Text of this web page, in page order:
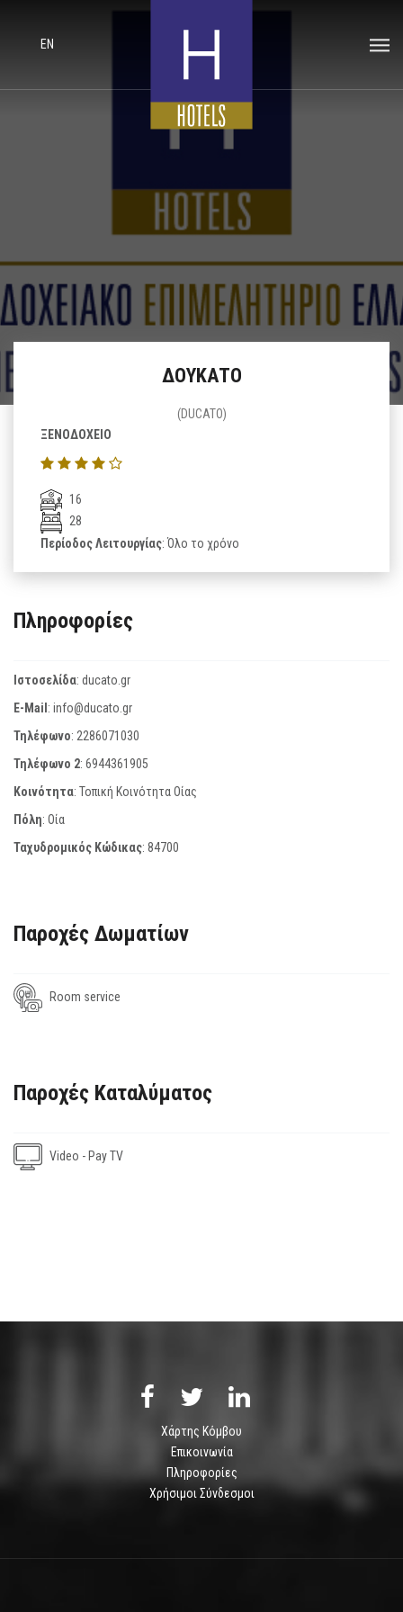
EN
ΔΟΥΚΑΤΟ
(DUCATO)
ΞΕΝΟΔΟΧΕΙΟ
16
28
Περίοδος Λειτουργίας: Όλο το χρόνο
Πληροφορίες
Ιστοσελίδα: ducato.gr
E-Mail: info@ducato.gr
Τηλέφωνο: 2286071030
Τηλέφωνο 2: 6944361905
Κοινότητα: Τοπική Κοινότητα Οίας
Πόλη: Οία
Ταχυδρομικός Κώδικας: 84700
Παροχές Δωματίων
Room service
Παροχές Καταλύματος
Video - Pay TV
Χάρτης Κόμβου
Επικοινωνία
Πληροφορίες
Χρήσιμοι Σύνδεσμοι